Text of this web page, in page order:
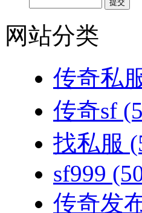
网站分类
传奇私
传奇sf
找私服
sf999
传奇发